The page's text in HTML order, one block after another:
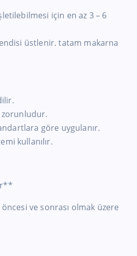
için en az 3 – 6
üstlenir. tatam makarna
göre uygulanır.
kullanılır.
ve sonrası olmak üzere